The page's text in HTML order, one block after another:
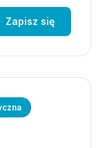
Zapisz się